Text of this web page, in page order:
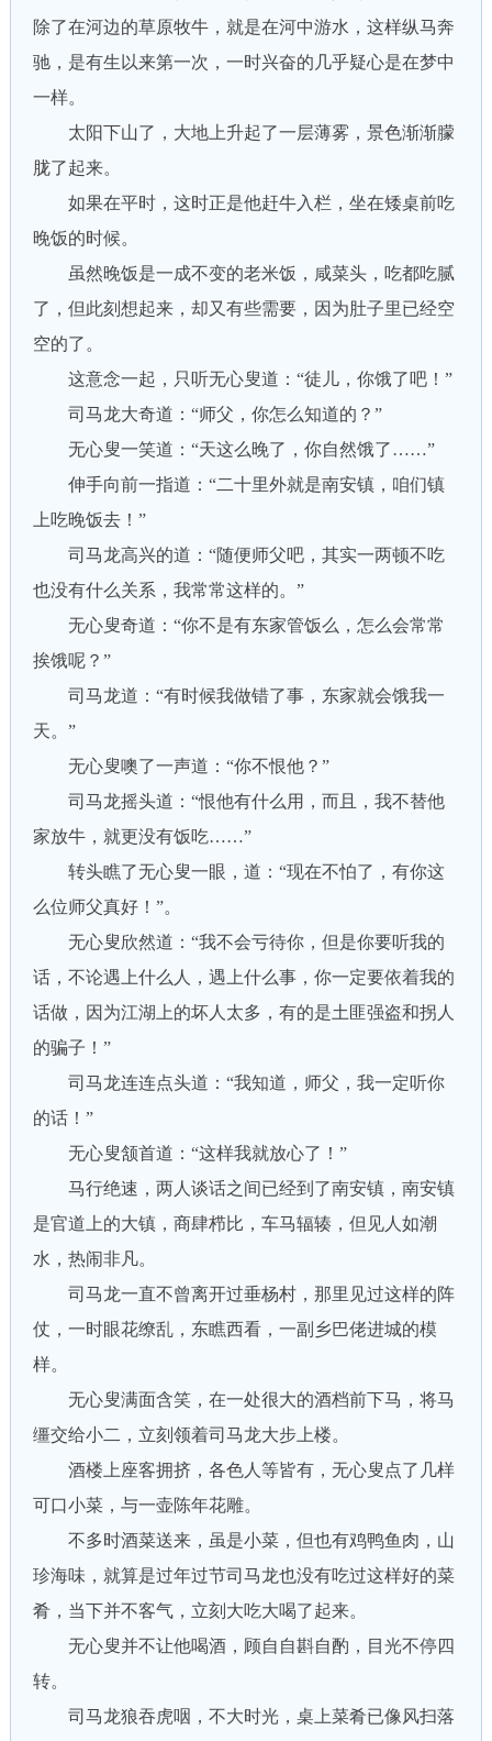
除了在河边的草原牧牛，就是在河中游水，这样纵马奔
驰，是有生以来第一次，一时兴奋的几乎疑心是在梦中
一样。
太阳下山了，大地上升起了一层薄雾，景色渐渐朦
胧了起来。
如果在平时，这时正是他赶牛入栏，坐在矮桌前吃
晚饭的时候。
虽然晚饭是一成不变的老米饭，咸菜头，吃都吃腻
了，但此刻想起来，却又有些需要，因为肚子里已经空
空的了。
这意念一起，只听无心叟道：“徒儿，你饿了吧！”
司马龙大奇道：“师父，你怎么知道的？”
无心叟一笑道：“天这么晚了，你自然饿了……”
伸手向前一指道：“二十里外就是南安镇，咱们镇
上吃晚饭去！”
司马龙高兴的道：“随便师父吧，其实一两顿不吃
也没有什么关系，我常常这样的。”
无心叟奇道：“你不是有东家管饭么，怎么会常常
挨饿呢？”
司马龙道：“有时候我做错了事，东家就会饿我一
天。”
无心叟噢了一声道：“你不恨他？”
司马龙摇头道：“恨他有什么用，而且，我不替他
家放牛，就更没有饭吃……”
转头瞧了无心叟一眼，道：“现在不怕了，有你这
么位师父真好！”。
无心叟欣然道：“我不会亏待你，但是你要听我的
话，不论遇上什么人，遇上什么事，你一定要依着我的
话做，因为江湖上的坏人太多，有的是土匪强盗和拐人
的骗子！”
司马龙连连点头道：“我知道，师父，我一定听你
的话！”
无心叟颔首道：“这样我就放心了！”
马行绝速，两人谈话之间已经到了南安镇，南安镇
是官道上的大镇，商肆栉比，车马辐辏，但见人如潮
水，热闹非凡。
司马龙一直不曾离开过垂杨村，那里见过这样的阵
仗，一时眼花缭乱，东瞧西看，一副乡巴佬进城的模
样。
无心叟满面含笑，在一处很大的酒档前下马，将马
缰交给小二，立刻领着司马龙大步上楼。
酒楼上座客拥挤，各色人等皆有，无心叟点了几样
可口小菜，与一壶陈年花雕。
不多时酒菜送来，虽是小菜，但也有鸡鸭鱼肉，山
珍海味，就算是过年过节司马龙也没有吃过这样好的菜
肴，当下并不客气，立刻大吃大喝了起来。
无心叟并不让他喝酒，顾自自斟自酌，目光不停四
转。
司马龙狼吞虎咽，不大时光，桌上菜肴已像风扫落